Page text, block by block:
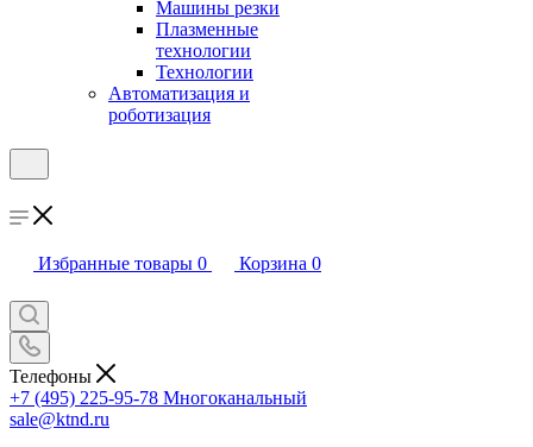
Машины резки
Плазменные
технологии
Технологии
Автоматизация и
роботизация
Избранные товары 0 Корзина 0
Телефоны
+7 (495) 225-95-78 Многоканальный
sale@ktnd.ru